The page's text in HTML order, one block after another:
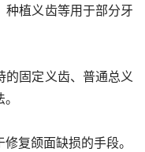
种植义齿等用于部分牙
的固定义齿、普通总义
复颌面缺损的手段。